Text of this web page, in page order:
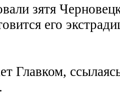
зятя
его
Главком,